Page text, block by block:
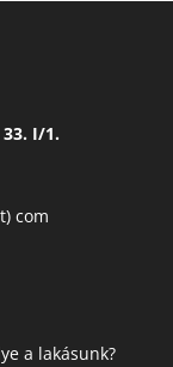
I/1.
com
a lakásunk?